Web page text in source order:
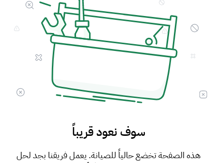
سوف نعود قريباً
هذه الصفحة تخضع حالياً للصيانة. يعمل فريقنا بجد لحل